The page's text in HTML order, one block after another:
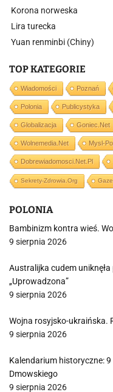
Korona norweska
Lira turecka
Yuan renminbi (Chiny)
TOP KATEGORIE
Wiadomości Poznań
Polonia Publicystyka
Globalizacja Goniec.net
Wolnemedia.net Mysl-
Dobrewiadomosci.net.pl
Sekrety-Zdrowia.org
POLONIA
Bambinizm kontra wieś.
9 sierpnia 2026
Australijka cudem
„Uprowadzona”
9 sierpnia 2026
Wojna rosyjsko-ukraińska.
9 sierpnia 2026
Kalendarium historyczne:
Dmowskiego
9 sierpnia 2026